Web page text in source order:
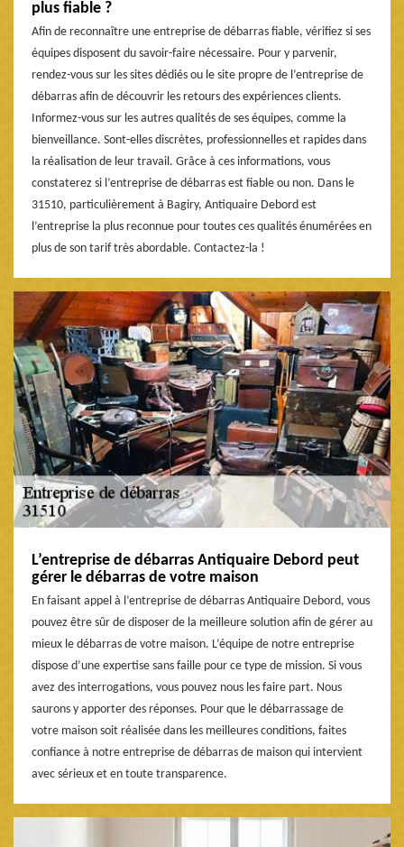
plus fiable ?
Afin de reconnaître une entreprise de débarras fiable, vérifiez si ses
équipes disposent du savoir-faire nécessaire. Pour y parvenir,
rendez-vous sur les sites dédiés ou le site propre de l’entreprise de
débarras afin de découvrir les retours des expériences clients.
Informez-vous sur les autres qualités de ses équipes, comme la
bienveillance. Sont-elles discrètes, professionnelles et rapides dans
la réalisation de leur travail. Grâce à ces informations, vous
constaterez si l’entreprise de débarras est fiable ou non. Dans le
31510, particulièrement à Bagiry, Antiquaire Debord est
l’entreprise la plus reconnue pour toutes ces qualités énumérées en
plus de son tarif très abordable. Contactez-la !
L’entreprise de débarras Antiquaire Debord peut
gérer le débarras de votre maison
En faisant appel à l’entreprise de débarras Antiquaire Debord, vous
pouvez être sûr de disposer de la meilleure solution afin de gérer au
mieux le débarras de votre maison. L’équipe de notre entreprise
dispose d’une expertise sans faille pour ce type de mission. Si vous
avez des interrogations, vous pouvez nous les faire part. Nous
saurons y apporter des réponses. Pour que le débarrassage de
votre maison soit réalisée dans les meilleures conditions, faites
confiance à notre entreprise de débarras de maison qui intervient
avec sérieux et en toute transparence.